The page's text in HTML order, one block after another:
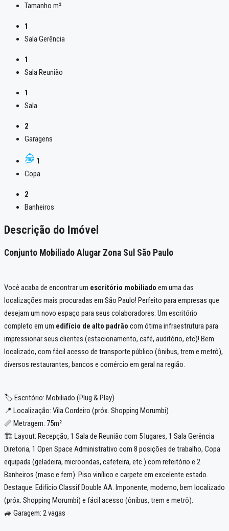
Tamanho m²
1
Sala Gerência
1
Sala Reunião
1
Sala
2
Garagens
1
Copa
2
Banheiros
Descrição do Imóvel
Conjunto Mobiliado Alugar Zona Sul São Paulo
Você acaba de encontrar um escritório mobiliado em uma das
localizações mais procuradas em São Paulo! Perfeito para empresas que
desejam um novo espaço para seus colaboradores. Um escritório
completo em um edifício de alto padrão com ótima infraestrutura para
impressionar seus clientes (estacionamento, café, auditório, etc)! Bem
localizado, com fácil acesso de transporte público (ônibus, trem e metrô),
diversos restaurantes, bancos e comércio em geral na região.
🏷️ Escritório: Mobiliado (Plug & Play)
📍 Localização: Vila Cordeiro (próx. Shopping Morumbi)
📏 Metragem: 75m²
🏗️ Layout: Recepção, 1 Sala de Reunião com 5 lugares, 1 Sala Gerência
Diretoria, 1 Open Space Administrativo com 8 posições de trabalho, Copa
equipada (geladeira, microondas, cafeteira, etc.) com refeitório e 2
Banheiros (masc e fem). Piso vinílico e carpete em excelente estado.
Destaque: Edifício Classif Double AA. Imponente, moderno, bem localizado
(próx. Shopping Morumbi) e fácil acesso (ônibus, trem e metrô).
🚙 Garagem: 2 vagas